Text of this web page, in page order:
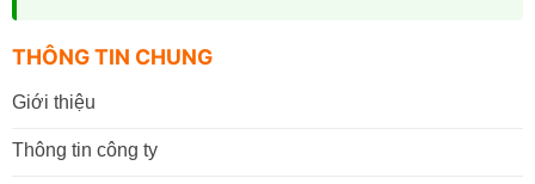
THÔNG TIN CHUNG
Giới thiệu
Thông tin công ty